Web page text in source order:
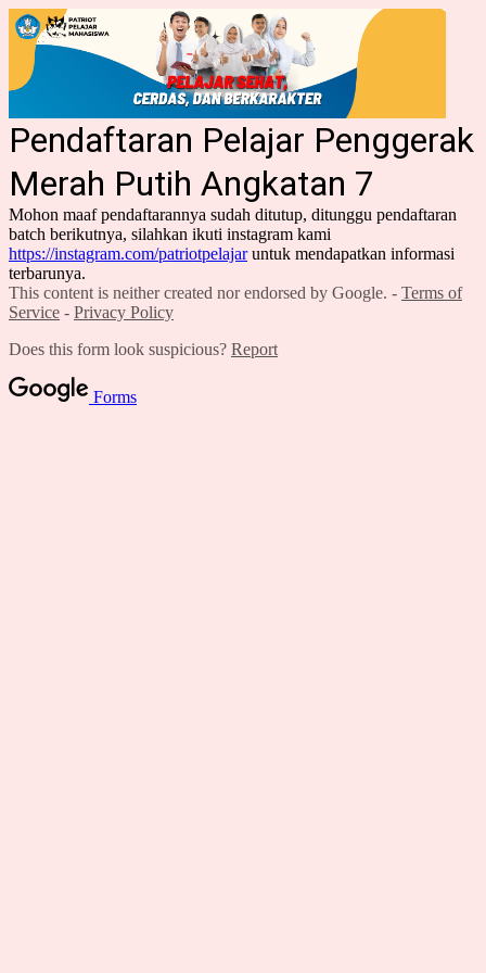
Pendaftaran Pelajar Penggerak
Merah Putih Angkatan 7
Mohon maaf pendaftarannya sudah ditutup, ditunggu pendaftaran
batch berikutnya, silahkan ikuti instagram kami
https://instagram.com/patriotpelajaruntuk mendapatkan informasi
terbarunya.
This content is neither created nor endorsed by Google. - Terms of
Service - Privacy Policy
Does this form look suspicious? Report
Forms